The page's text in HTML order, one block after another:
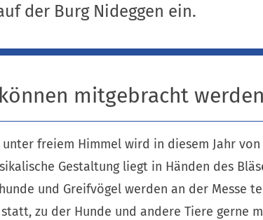
der Burg Nideggen ein.
mitgebracht werden
freiem Himmel wird in diesem Jahr
Gestaltung liegt in Händen des
und Greifvögel werden an der Messe
statt, zu der Hunde und andere Tiere gerne